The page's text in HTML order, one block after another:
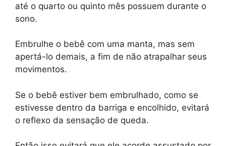
até o quarto ou quinto mês possuem durante o
sono.
Embrulhe o bebê com uma manta, mas sem
apertá-lo demais, a fim de não atrapalhar seus
movimentos.
Se o bebê estiver bem embrulhado, como se
estivesse dentro da barriga e encolhido, evitará
o reflexo da sensação de queda.